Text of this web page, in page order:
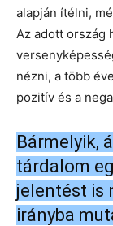
alapján ítélni,
Az adott ország
nézni, a több
pozitív és a
Bármelyik,
tárdalom
jelentést is
irányba